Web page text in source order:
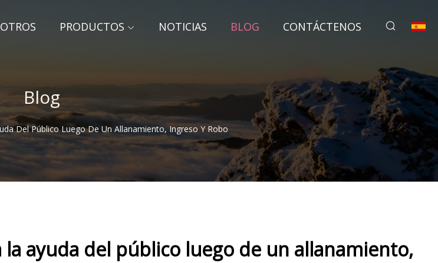
PRODUCTOS NOTICIAS BLOG CONTÁCTENOS
Blog
Del Público Luego De Un Allanamiento, Ingreso Y Robo
la ayuda del público luego de un allanamiento,